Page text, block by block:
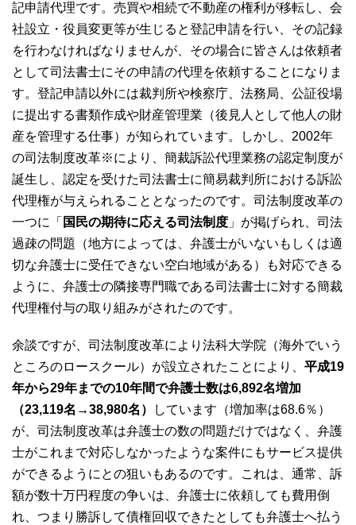
記申請代理です。売買や相続で不動産の権利が移転し、会
社設立・役員変更等が生じると登記申請を行い、その記録
を行わなければなりませんが、その場合に皆さんは依頼者
として司法書士にその申請の代理を依頼することになりま
す。登記申請以外には裁判所や検察庁、法務局、公証役場
に提出する書類作成や財産管理業（後見人として他人の財
産を管理する仕事）が知られています。しかし、2002年
の司法制度改革※により、簡裁訴訟代理業務の認定制度が
誕生し、認定を受けた司法書士に簡易裁判所における訴訟
代理権が与えられることとなったのです。司法制度改革の
一つに「 国民の期待に応える司法制度 」が掲げられ、司法
過疎の問題（地方によっては、弁護士がいないもしくは適
切な弁護士に受任できない空白地域がある）も対応できる
ように、弁護士の隣接専門職である司法書士に対する簡裁
代理権付与の取り組みがされたのです。
余談ですが、司法制度改革により法科大学院（海外でいう
ところのロースクール）が設立されたことにより、 平成19
年から29年までの10年間で弁護士数は6,892名増加
（23,119名→38,980名）
しています（増加率は68.6％）
が、司法制度改革は弁護士の数の問題だけではなく、弁護
士がこれまで対応しなかったような案件にもサービス提供
ができるようにとの狙いもあるのです。これは、通常、訴
額が数十万円程度の争いは、弁護士に依頼しても費用倒
れ、つまり勝訴して債権回収できたとしても弁護士へ払う